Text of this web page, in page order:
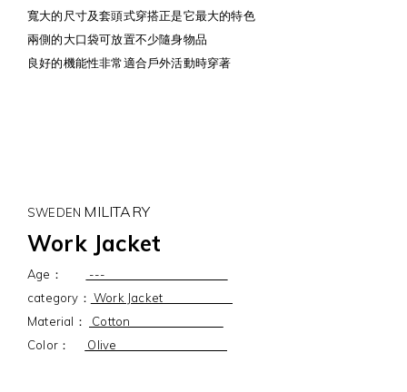
寬大的尺寸及套頭式穿搭正是它最大的特色
兩側的大口袋可放置不少隨身物品
良好的機能性非常適合戶外活動時穿著
SWEDEN MILITARY
Work Jacket
Age：
---
category： Work Jacket
Material：
Cotton
Color：
Olive